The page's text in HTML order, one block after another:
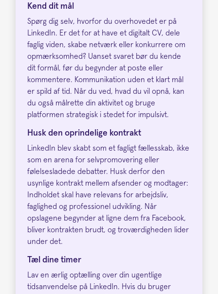
Kend dit mål
Spørg dig selv, hvorfor du overhovedet er på
LinkedIn. Er det for at have et digitalt CV, dele
faglig viden, skabe netværk eller konkurrere om
opmærksomhed? Uanset svaret bør du kende
dit formål, før du begynder at poste eller
kommentere. Kommunikation uden et klart mål
er spild af tid. Når du ved, hvad du vil opnå, kan
du også målrette din aktivitet og bruge
platformen strategisk i stedet for impulsivt.
Husk den oprindelige kontrakt
LinkedIn blev skabt som et fagligt fællesskab, ikke
som en arena for selvpromovering eller
følelsesladede debatter. Husk derfor den
usynlige kontrakt mellem afsender og modtager:
Indholdet skal have relevans for arbejdsliv,
faglighed og professionel udvikling. Når
opslagene begynder at ligne dem fra Facebook,
bliver kontrakten brudt, og troværdigheden lider
under det.
Tæl dine timer
Lav en ærlig optælling over din ugentlige
tidsanvendelse på LinkedIn. Hvis du bruger